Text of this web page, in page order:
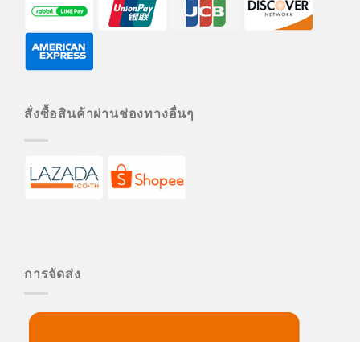
สั่งซื้อสินค้าผ่านช่องทางอื่นๆ
การจัดส่ง